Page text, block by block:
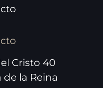
Cristo 40
de la Reina